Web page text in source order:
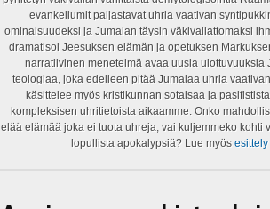
evankeliumit paljastavat uhria vaativan
ominaisuudeksi ja Jumalan täysin väkivallattomaksi
dramatisoi Jeesuksen elämän ja opetuksen
narratiivinen menetelmä avaa uusia ulottuvuuksia
teologiaa, joka edelleen pitää Jumalaa uhria
käsittelee myös kristikunnan sotaisaa ja
kompleksisen uhritietoista aikaamme. Onko
elää elämää joka ei tuota uhreja, vai kuljemmeko kohti
lopullista apokalypsiä? Lue myös esittely